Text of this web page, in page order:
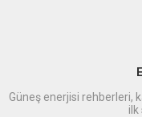
Güneş enerjisi rehberleri,
ilk